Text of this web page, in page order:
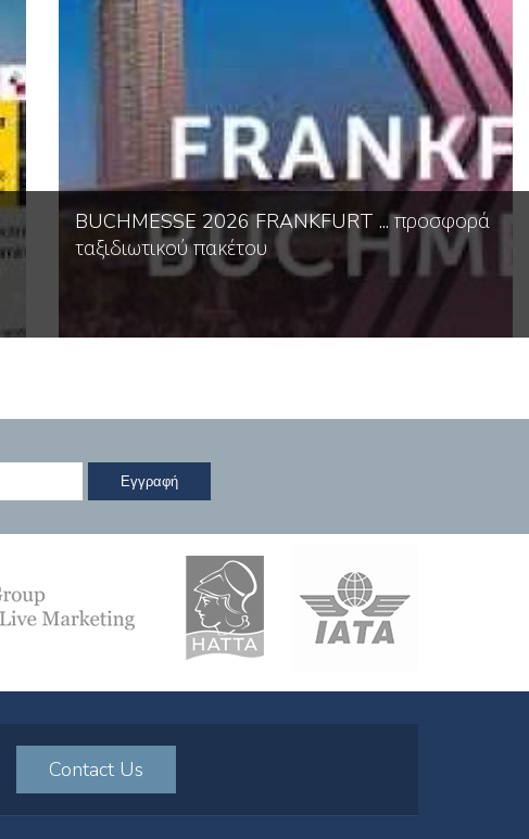
BUCHMESSE 2026 FRANKFURT ... προσφορά
ταξιδιωτικού πακέτου
Contact Us